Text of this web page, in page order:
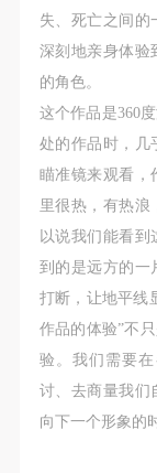
失、死亡之间的
深刻地亲身体验
的角色。
这个作品是360
处的作品时，几
瞄准镜来观看，
里很热，有热浪
以说我们能看
到的是远方的一
打断，让地平线
作品的体验”不
验。我们需要
讨、去商量我们
向下一个形象的